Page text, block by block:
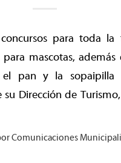
para toda la
para mascotas,
pan y la sopaipilla
Dirección de
Comunicaciones